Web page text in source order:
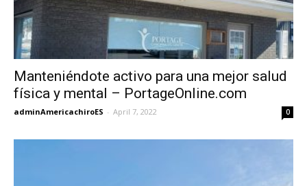
Manteniéndote activo para una mejor salud
física y mental – PortageOnline.com
adminAmericachiroES - April 7, 2022 0